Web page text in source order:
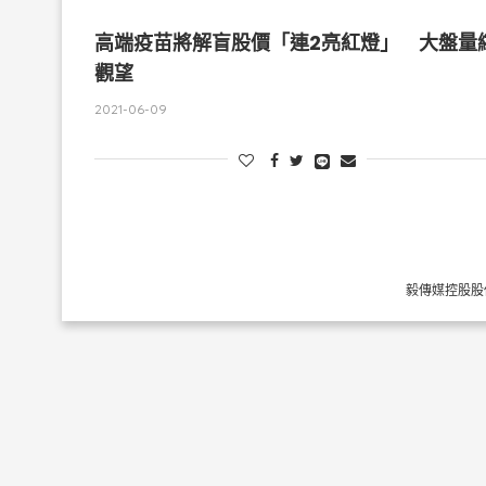
高端疫苗將解盲股價「連2亮紅燈」 大盤量
觀望
2021-06-09
毅傳媒控股